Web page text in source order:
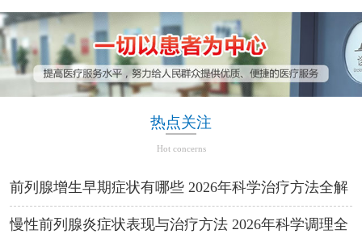
热点关注
Hot concerns
前列腺增生早期症状有哪些 2026年科学治疗方法全解
析
慢性前列腺炎症状表现与治疗方法 2026年科学调理全